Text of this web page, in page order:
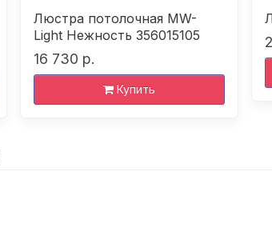
Люстра потолочная MW-
Light Нежность 356015105
16 730 р.
Купить